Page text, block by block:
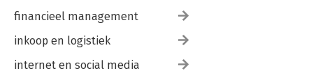
financieel management
inkoop en logistiek
internet en social media